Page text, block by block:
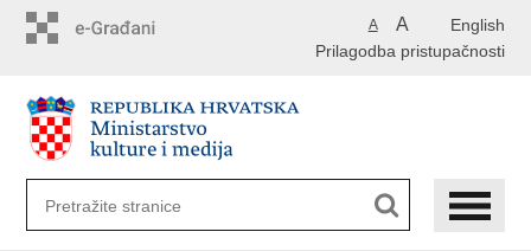
English
A A
Prilagodba pristupačnosti